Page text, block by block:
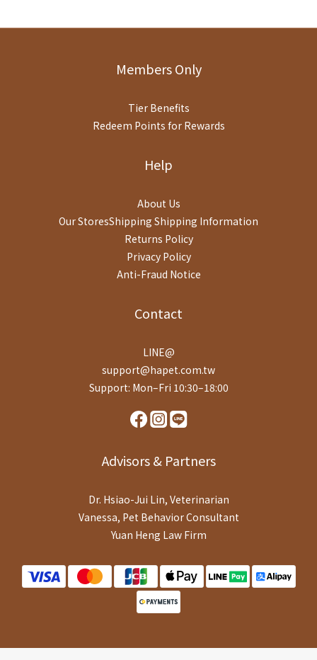
Members Only
Tier Benefits
Redeem Points for Rewards
Help
About Us
Our StoresShipping Shipping Information
Returns Policy
Privacy Policy
Anti-Fraud Notice
Contact
LINE@
support@hapet.com.tw
Support: Mon–Fri 10:30–18:00
Advisors & Partners
Dr. Hsiao-Jui Lin, Veterinarian
Vanessa, Pet Behavior Consultant
Yuan Heng Law Firm